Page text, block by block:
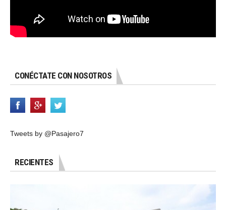
CONÉCTATE CON NOSOTROS
Tweets by @Pasajero7
RECIENTES